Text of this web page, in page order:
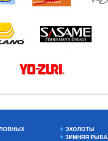
ЭХОЛОТЫ
ЗИМНЯЯ